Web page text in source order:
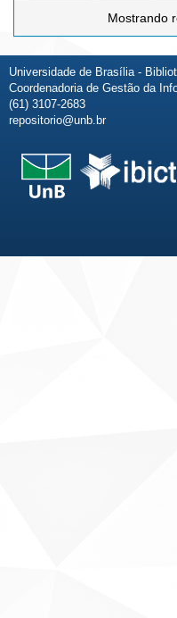
Mostrando
Universidade de Brasília -
Coordenadoria de Gestão da
(61) 3107-2683
repositorio@unb.br